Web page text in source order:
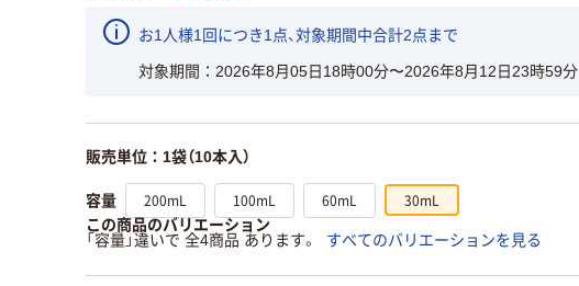
お1人様1回につき1点、対象期間中合計2点まで
対象期間 2026年8月05日18時00分〜2026年8月12日23時59分
販売単位：1袋（10本入）
容量 200mL 100mL 60mL 30mL
この商品のバリエーション
「容量」違いで 全4商品 あります。
すべてのバリエーションを見る